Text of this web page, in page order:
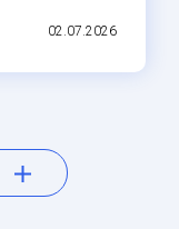
02.07.2026